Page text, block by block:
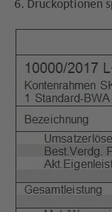
6. Druckoptionen